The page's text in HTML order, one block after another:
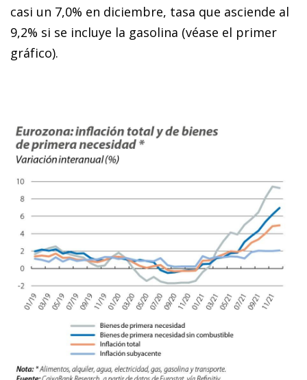
casi un 7,0% en diciembre, tasa que asciende al
9,2% si se incluye la gasolina (véase el primer
gráfico).